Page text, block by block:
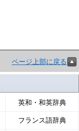
ページ上部に戻る
英和・和英辞典
フランス語辞典